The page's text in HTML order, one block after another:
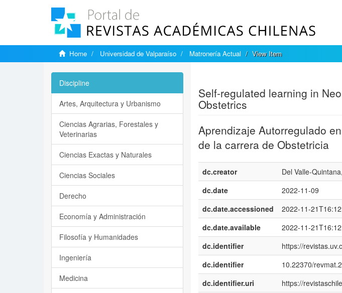
Home Universidad de Valparaíso Matronería Actual View Item
Self-regulated learning in
Obstetrics
Aprendizaje Autorregulado
de la carrera de Obstetricia
dc.creator
Del Valle-
dc.date
2022-11-09
dc.date.accessioned
2022-11-
dc.date.available
2022-11-
dc.identifier
https://
dc.identifier
10.22370/
dc.identifier.uri
https://
Discipline
Artes, Arquitectura y Urbanismo
Ciencias Agrarias, Forestales y
Veterinarias
Ciencias Exactas y Naturales
Ciencias Sociales
Derecho
Economía y Administración
Filosofía y Humanidades
Ingeniería
Medicina